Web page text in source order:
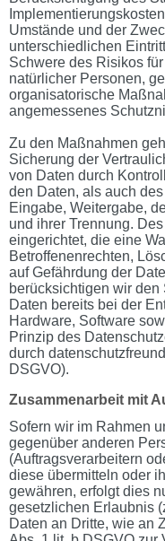
Umstände und der
unterschiedlichen
Schwere des Risikos
natürlicher Personen,
organisatorische
angemessenes
Zu den Maßnahmen
Sicherung der
von Daten durch
den Daten, als auch
Eingabe, Weitergabe,
und ihrer Trennung.
eingerichtet, die eine
Betroffenenrechten,
auf Gefährdung der
berücksichtigen wir
Daten bereits bei der
Hardware, Software
Prinzip des
durch
DSGVO).
Zusammenarbeit mit
Sofern wir im Rahmen
gegenüber anderen
(Auftragsverarbeitern
diese übermitteln oder
gewähren, erfolgt dies
gesetzlichen Erlaubnis
Daten an Dritte, wie an